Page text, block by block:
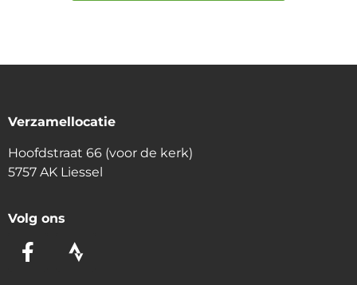
Verzamellocatie
Hoofdstraat 66 (voor de kerk)
5757 AK Liessel
Volg ons